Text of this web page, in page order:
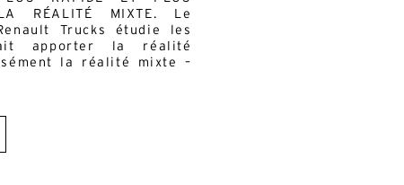
RÉALITÉ MIXTE. Le
Trucks étudie les
apporter la réalité
la réalité mixte –